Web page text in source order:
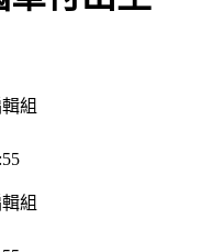
軍付出生
組